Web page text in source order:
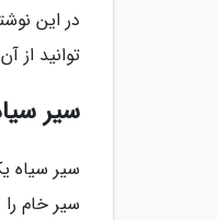
در این
توانید از
سیر
سیر سیاه